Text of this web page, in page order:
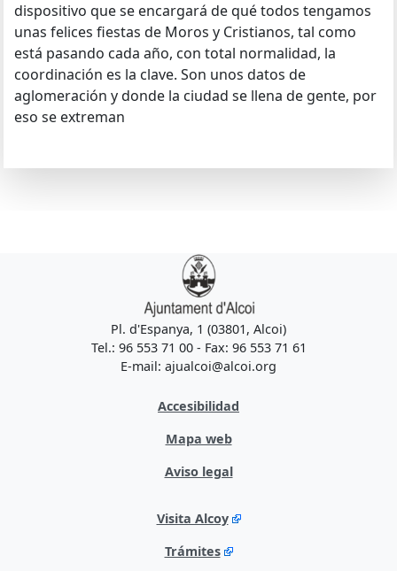
dispositivo que se encargará de qué todos tengamos
unas felices fiestas de Moros y Cristianos, tal como
está pasando cada año, con total normalidad, la
coordinación es la clave. Son unos datos de
aglomeración y donde la ciudad se llena de gente, por
eso se extreman
Pl. d'Espanya, 1 (03801, Alcoi)
Tel.: 96 553 71 00 - Fax: 96 553 71 61
E-mail: ajualcoi@alcoi.org
Accesibilidad
Mapa web
Aviso legal
Visita Alcoy
Trámites